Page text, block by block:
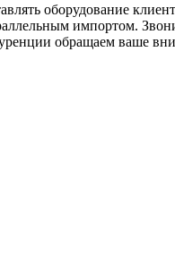
оборудование
импортом.
обращаем ваше